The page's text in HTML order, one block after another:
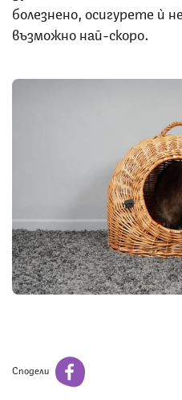
болезнено, осигурете ѝ
възможно най-скоро.
Сподели